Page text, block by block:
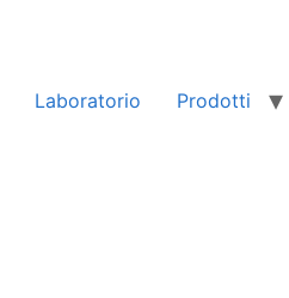
Laboratorio Prodotti